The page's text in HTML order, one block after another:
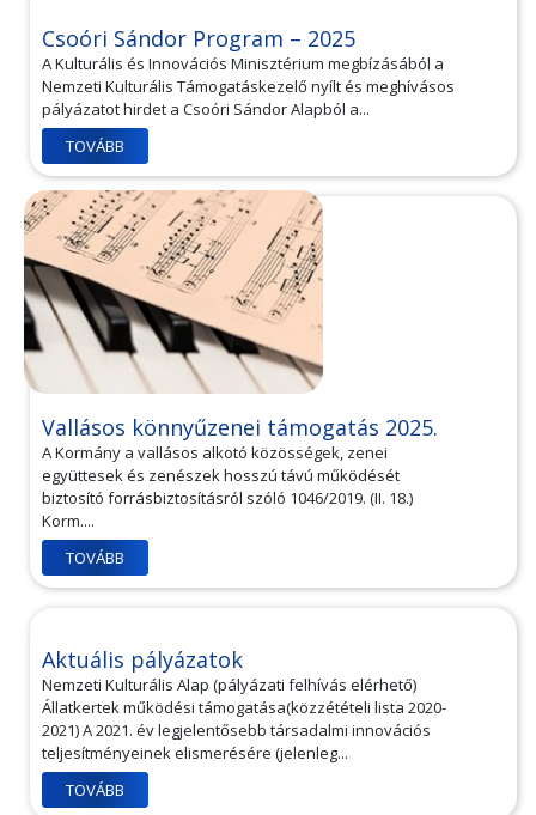
Csoóri Sándor Program – 2025
A Kulturális és Innovációs Minisztérium megbízásából a
Nemzeti Kulturális Támogatáskezelő nyílt és meghívásos
pályázatot hirdet a Csoóri Sándor Alapból a...
TOVÁBB
Vallásos könnyűzenei támogatás 2025.
A Kormány a vallásos alkotó közösségek, zenei
együttesek és zenészek hosszú távú működését
biztosító forrásbiztosításról szóló 1046/2019. (II. 18.)
Korm....
TOVÁBB
Aktuális pályázatok
Nemzeti Kulturális Alap (pályázati felhívás elérhető)
Állatkertek működési támogatása(közzétételi lista 2020-
2021) A 2021. év legjelentősebb társadalmi innovációs
teljesítményeinek elismerésére (jelenleg...
TOVÁBB